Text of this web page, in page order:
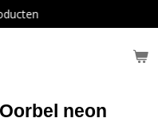
Oorbel neon